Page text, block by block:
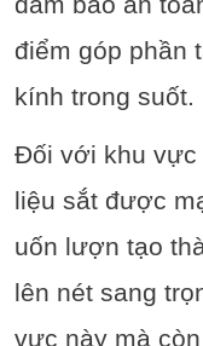
điểm góp phần
kính trong suốt.
Đối với khu vực
liệu sắt được
uốn lượn tạo
lên nét sang
vực này mà